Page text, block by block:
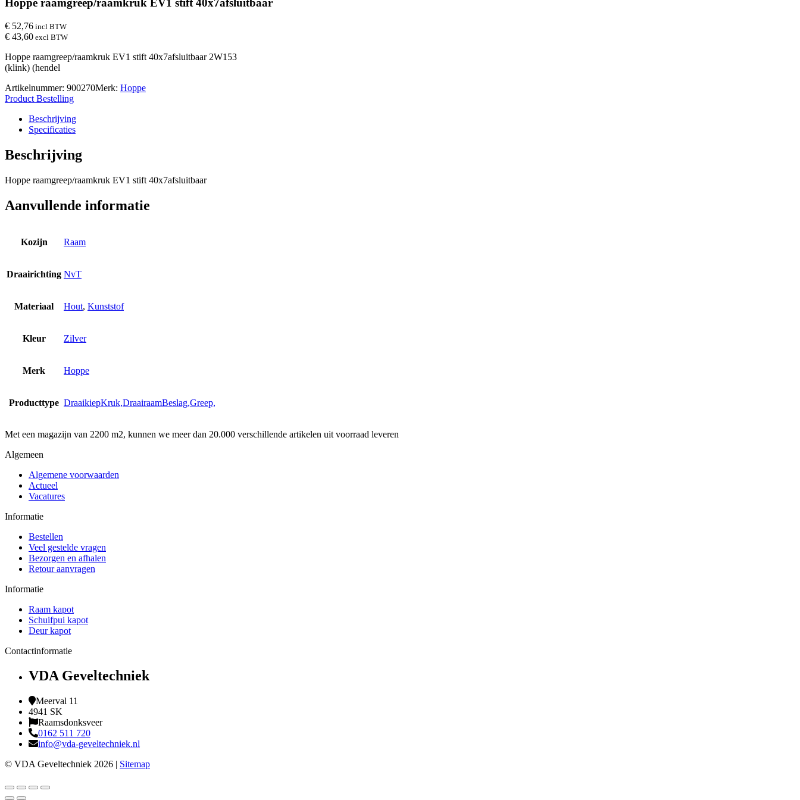
Hoppe raamgreep/raamkruk EV1 stift 40x7afsluitbaar
€ 52,76 incl BTW
€ 43,60 excl BTW
Hoppe raamgreep/raamkruk EV1 stift 40x7afsluitbaar 2W153
(klink) (hendel
Artikelnummer: 900270Merk: Hoppe
Product Bestelling
Beschrijving
Specificaties
Beschrijving
Hoppe raamgreep/raamkruk EV1 stift 40x7afsluitbaar
Aanvullende informatie
Kozijn Raam
Draairichting NvT
Materiaal Hout, Kunststof
Kleur Zilver
Merk Hoppe
Producttype DraaikiepKruk,DraairaamBeslag,Greep,
Met een magazijn van 2200 m2, kunnen we meer dan 20.000 verschillende artikelen uit voorraad leveren
Algemeen
Algemene voorwaarden
Actueel
Vacatures
Informatie
Bestellen
Veel gestelde vragen
Bezorgen en afhalen
Retour aanvragen
Informatie
Raam kapot
Schuifpui kapot
Deur kapot
Contactinformatie
VDA Geveltechniek
Meerval 11
4941 SK
Raamsdonksveer
0162 511 720
info@vda-geveltechniek.nl
© VDA Geveltechniek 2026 | Sitemap